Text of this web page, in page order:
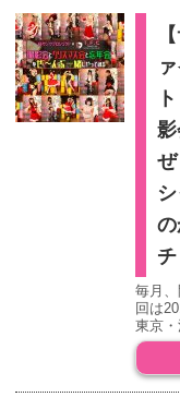
チ
毎月
回は
東京